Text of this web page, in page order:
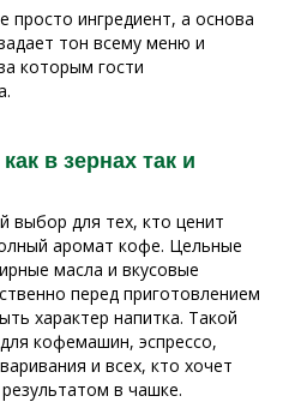
ингредиент, а основа
тон всему меню и
которым гости
в зернах так и
выбор для тех, кто ценит
аромат кофе. Цельные
масла и вкусовые
перед приготовлением
характер напитка. Такой
кофемашин, эспрессо,
и всех, кто хочет
в чашке.